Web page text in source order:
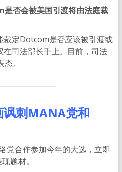
否会被美国引渡将由法庭裁
裁定Dotcom是否应该被引渡或
在司法部长手上。目前，司法
。
讽刺MANA党和
党合作参加今年的大选，立即
题材。